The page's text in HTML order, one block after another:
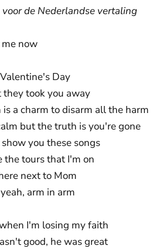
de Nederlandse vertaling
now
Day
they took you away
a charm to disarm all the harm
but the truth is you're gone
you these songs
the tours that I'm on
next to Mom
arm in arm
I'm losing my faith
good, he was great